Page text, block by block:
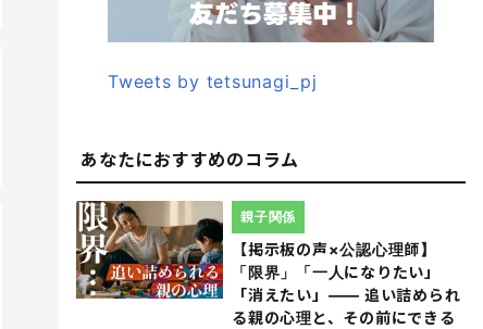
Tweets by tetsunagi_pj
あなたにおすすめのコラム
【掲示板の声×公認心理師】
「限界」「一人になりたい」
「消えたい」―― 追い詰められ
る親の心理と、その前にできる
親子関係